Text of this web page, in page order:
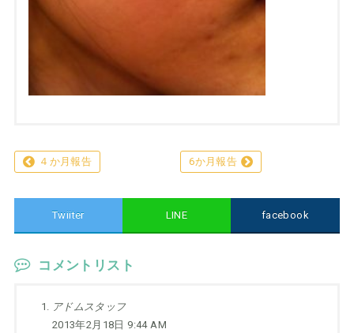
４か月報告 6か月報告
Twiiter LINE facebook
コメントリスト
アドムスタッフ
2013年2月18日 9:44 AM